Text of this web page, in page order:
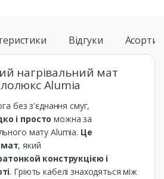
Відгуки
нагрівальний мат
Alumia
без з'єднання смуг,
і просто можна за
мату Alumia. Це
, який
конструкцією і
. Гріють кабелі знаходяться між